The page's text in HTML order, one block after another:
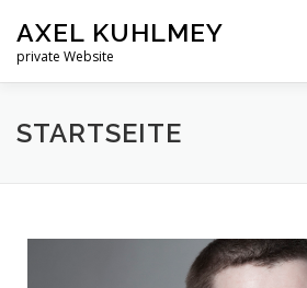
AXEL KUHLMEY
private Website
STARTSEITE
STARTSEITE